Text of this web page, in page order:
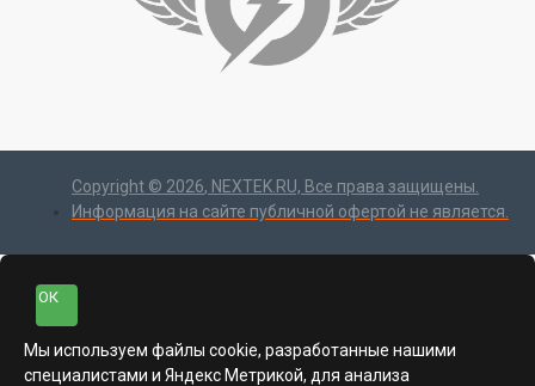
Copyright © 2026, NEXTEK.RU, Все права защищены.
Информация на сайте публичной офертой не является.
ОК
Мы используем файлы cookie, разработанные нашими
специалистами и Яндекс Метрикой, для анализа